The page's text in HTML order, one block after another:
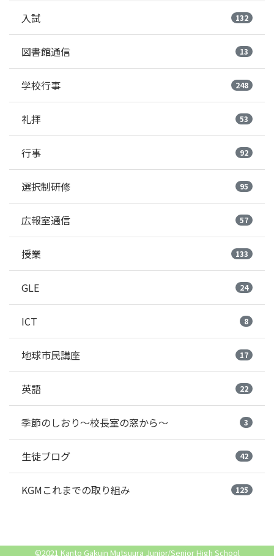
入試 132
図書館通信 13
学校行事 248
礼拝 53
行事 92
選択制研修 95
広報室通信 57
授業 133
GLE 24
ICT 8
地球市民講座 17
英語 22
季節のしおり～校長室の窓から～ 3
生徒ブログ 42
KGMこれまでの取り組み 125
©2021 Kanto Gakuin Mutsuura Junior/Senior High School